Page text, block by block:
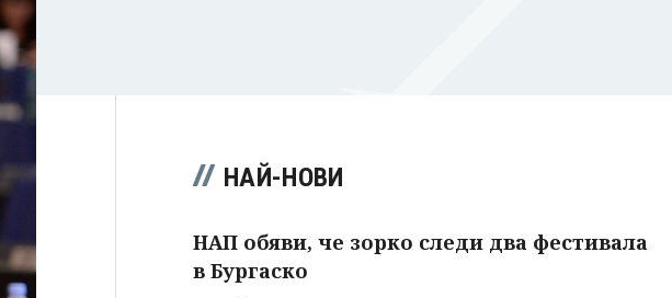
НАЙ-НОВИ
НАП обяви, че зорко следи два фестивала
в Бургаско